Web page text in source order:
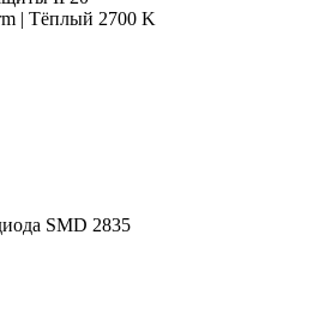
| Тёплый 2700 K
SMD 2835